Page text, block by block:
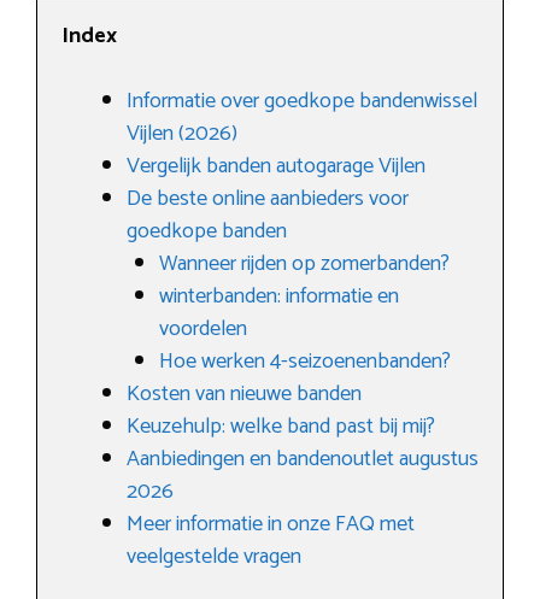
Index
Informatie over goedkope bandenwissel
Vijlen (2026)
Vergelijk banden autogarage Vijlen
De beste online aanbieders voor
goedkope banden
Wanneer rijden op zomerbanden?
winterbanden: informatie en
voordelen
Hoe werken 4-seizoenenbanden?
Kosten van nieuwe banden
Keuzehulp: welke band past bij mij?
Aanbiedingen en bandenoutlet augustus
2026
Meer informatie in onze FAQ met
veelgestelde vragen